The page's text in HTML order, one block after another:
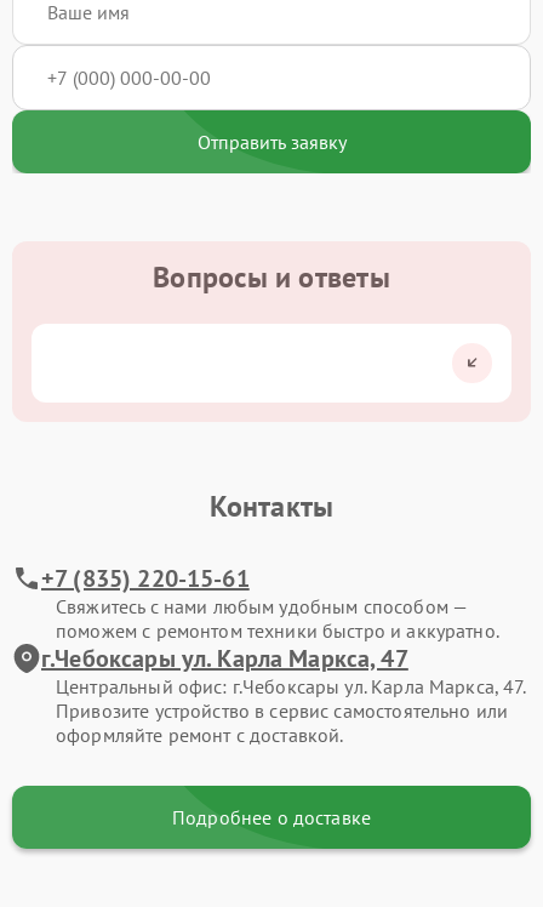
Отправить заявку
Вопросы и ответы
Контакты
+7 (835) 220-15-61
Свяжитесь с нами любым удобным способом —
поможем с ремонтом техники быстро и аккуратно.
г.Чебоксары ул. Карла Маркса, 47
Центральный офис: г.Чебоксары ул. Карла Маркса, 47.
Привозите устройство в сервис самостоятельно или
оформляйте ремонт с доставкой.
Подробнее о доставке